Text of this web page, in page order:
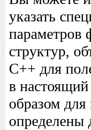
указать
параметров
структур,
C++ для
в
образом
определены